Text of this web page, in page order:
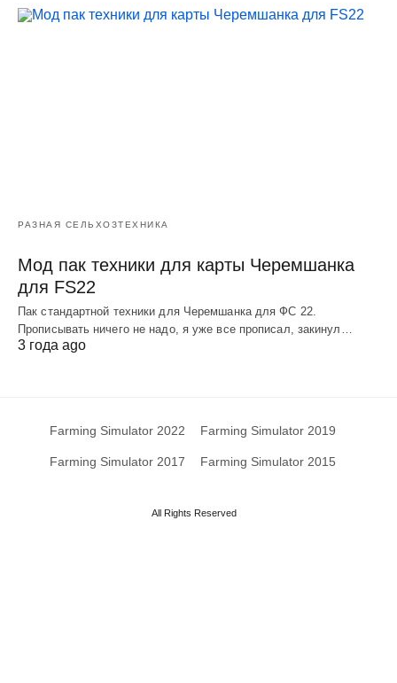
РАЗНАЯ СЕЛЬХОЗТЕХНИКА
Мод пак техники для карты Черемшанка
для FS22
Пак cтандартной тeхники для Черемшанка для ФС 22.
Пропиcывать ничeго нe надо, я yжe вce пропиcал, закинyл…
3 года ago
Farming Simulator 2022 Farming Simulator 2019
Farming Simulator 2017 Farming Simulator 2015
All Rights Reserved